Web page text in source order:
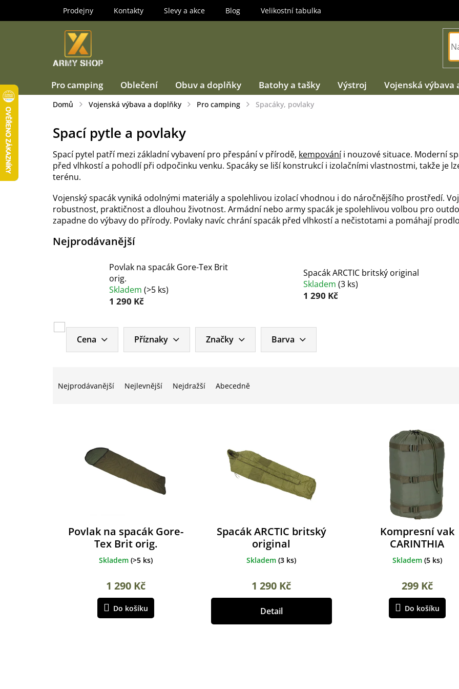
Prodejny Kontakty Slevy a akce Blog Velikostní tabulka
Pro camping Oblečení Obuv a doplňky Batohy a tašky Výstroj Vojenská výbava
Domů Vojenská výbava a doplňky Pro camping Spacáky, povlaky
Spací pytle a povlaky
Spací pytel patří mezi základní vybavení pro přespání v přírodě, kempováníi nouzové situace. Moderní
před vlhkostí a pohodlí při odpočinku venku. Spacáky se liší konstrukcí i izolačními vlastnostmi, takže je
terénu.
Vojenský spacák vyniká odolnými materiály a spolehlivou izolací vhodnou i do náročnějšího prostředí.
robustnost, praktičnost a dlouhou životnost. Armádní nebo army spacák je spolehlivou volbou pro
zapadne do výbavy do přírody. Povlaky navíc chrání spacák před vlhkostí a nečistotami a pomáhají
Nejprodávanější
Povlak na spacák Gore-Tex Brit
orig.
Skladem (>5 ks)
1 290 Kč
Spacák ARCTIC britský original
Skladem(3 ks)
1 290 Kč
Nejprodávanější Nejlevnější Nejdražší Abecedně
Značky Barva
Příznaky
Cena
V
Povlak na spacák Gore-
Tex Brit orig.
Skladem (>5 ks)
1 290 Kč
Do košíku
Spacák ARCTIC britský
original
Skladem(3 ks)
1 290 Kč
Detail
Kompresní vak
CARINTHIA
Skladem (5 ks)
299 Kč
Do košíku